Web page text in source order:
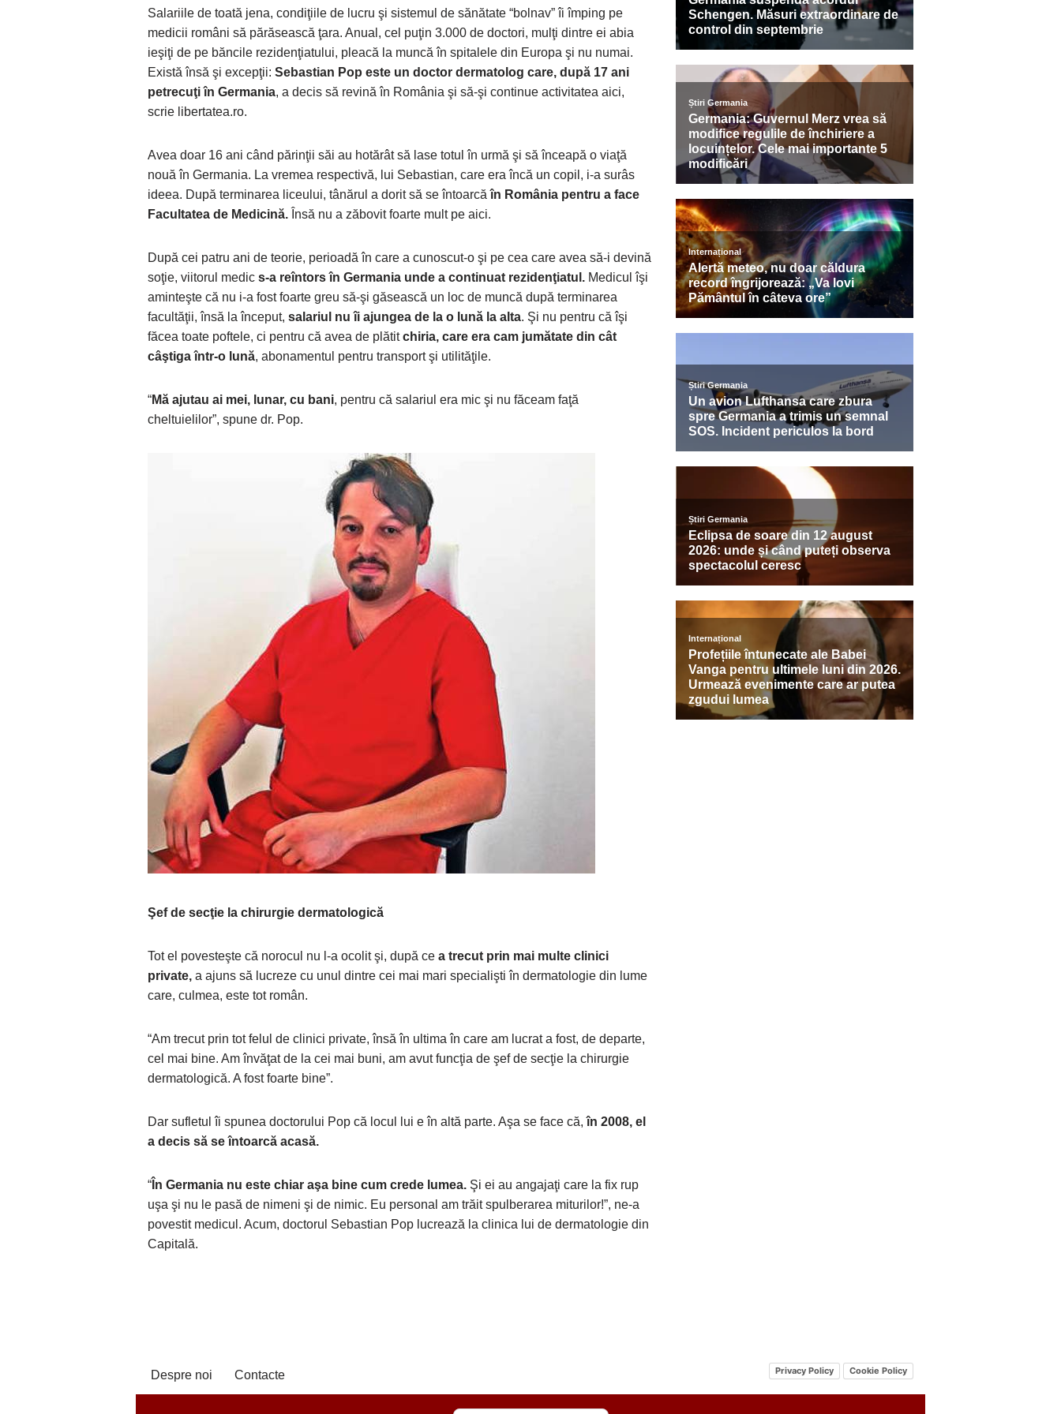
Salariile de toată jena, condiţiile de lucru şi sistemul de sănătate “bolnav” îi împing pe
medicii români să părăsească ţara. Anual, cel puţin 3.000 de doctori, mulţi dintre ei abia
ieşiţi de pe băncile rezidenţiatului, pleacă la muncă în spitalele din Europa şi nu numai.
Există însă şi excepţii: Sebastian Pop este un doctor dermatolog care, după 17 ani
petrecuţi în Germania, a decis să revină în România şi să-şi continue activitatea aici,
scrie libertatea.ro.
Avea doar 16 ani când părinţii săi au hotărât să lase totul în urmă şi să înceapă o viaţă
nouă în Germania. La vremea respectivă, lui Sebastian, care era încă un copil, i-a surâs
ideea. După terminarea liceului, tânărul a dorit să se întoarcăîn România pentru a face
Facultatea de Medicină. Însă nu a zăbovit foarte mult pe aici.
După cei patru ani de teorie, perioadă în care a cunoscut-o şi pe cea care avea să-i devină
soţie, viitorul medic s-a reîntors în Germania unde a continuat rezidenţiatul. Medicul îşi
aminteşte că nu i-a fost foarte greu să-şi găsească un loc de muncă după terminarea
facultăţii, însă la început, salariul nu îi ajungea de la o lună la alta. Şi nu pentru că îşi
făcea toate poftele, ci pentru că avea de plătitchiria, care era cam jumătate din cât
câştiga într-o lună, abonamentul pentru transport şi utilităţile.
“Mă ajutau ai mei, lunar, cu bani, pentru că salariul era mic şi nu făceam faţă
cheltuielilor”, spune dr. Pop.
Şef de secţie la chirurgie dermatologică
Tot el povesteşte că norocul nu l-a ocolit şi, după ce a trecut prin mai multe clinici
private, a ajuns să lucreze cu unul dintre cei mai mari specialişti în dermatologie din lume
care, culmea, este tot român.
“Am trecut prin tot felul de clinici private, însă în ultima în care am lucrat a fost, de departe,
cel mai bine. Am învăţat de la cei mai buni, am avut funcţia de şef de secţie la chirurgie
dermatologică. A fost foarte bine”.
Dar sufletul îi spunea doctorului Pop că locul lui e în altă parte. Aşa se face că, în 2008, el
a decis să se întoarcă acasă.
“ În Germania nu este chiar aşa bine cum crede lumea. Şi ei au angajaţi care la fix rup
uşa şi nu le pasă de nimeni şi de nimic. Eu personal am trăit spulberarea miturilor!”, ne-a
povestit medicul. Acum, doctorul Sebastian Pop lucrează la clinica lui de dermatologie din
Capitală.
Despre noi Contacte Privacy Policy Cookie Policy